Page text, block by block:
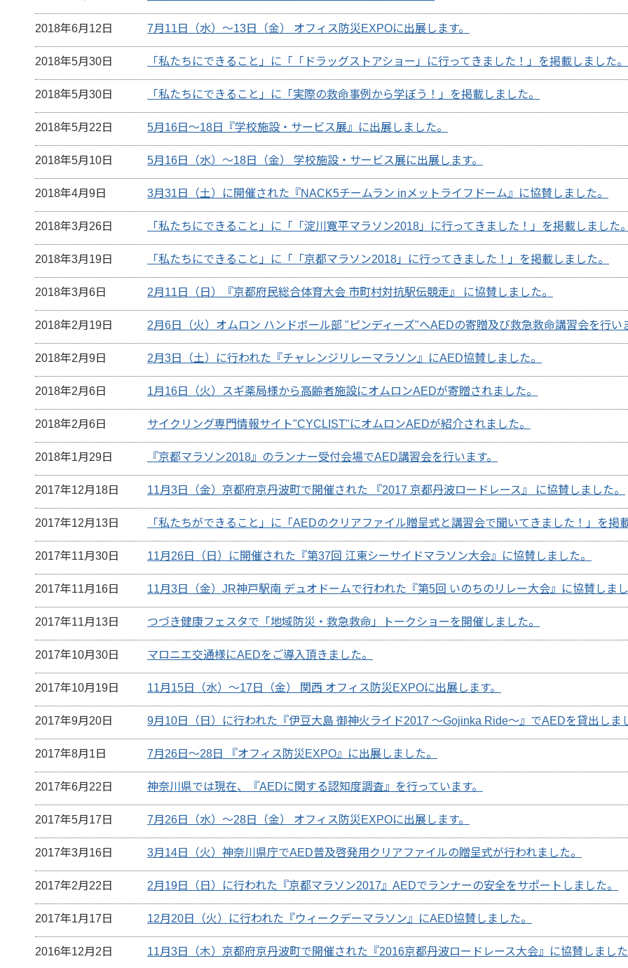
2018年6月12日 7月11日（水）～13日（金） オフィス防災EXPOに出展します。
2018年5月30日 「私たちにできること」に「「ドラッグストアショー」に行ってきました！」を掲載しました。
2018年5月30日 「私たちにできること」に「実際の救命事例から学ぼう！」を掲載しました。
2018年5月22日 5月16日～18日『学校施設・サービス展』に出展しました。
2018年5月10日 5月16日（水）～18日（金） 学校施設・サービス展に出展します。
2018年4月9日 3月31日（土）に開催された『NACK5チームラン inメットライフドーム』に協賛しました。
2018年3月26日 「私たちにできること」に「「淀川寛平マラソン2018」に行ってきました！」を掲載しました。
2018年3月19日 「私たちにできること」に「「京都マラソン2018」に行ってきました！」を掲載しました。
2018年3月6日 2月11日（日）『京都府民総合体育大会 市町村対抗駅伝競走』 に協賛しました。
2018年2月19日 2月6日（火）オムロン ハンドボール部 "ピンディーズ"へAEDの寄贈及び救急救命講習会を行い
2018年2月9日 2月3日（土）に行われた『チャレンジリレーマラソン』にAED協賛しました。
2018年2月6日 1月16日（火）スギ薬局様から高齢者施設にオムロンAEDが寄贈されました。
2018年2月6日 サイクリング専門情報サイト"CYCLIST"にオムロンAEDが紹介されました。
2018年1月29日 『京都マラソン2018』のランナー受付会場でAED講習会を行います。
2017年12月18日 11月3日（金）京都府京丹波町で開催された 『2017 京都丹波ロードレース』 に協賛しました。
2017年12月13日 「私たちができること」に「AEDのクリアファイル贈呈式と講習会で聞いてきました！」を掲
2017年11月30日 11月26日（日）に開催された『第37回 江東シーサイドマラソン大会』に協賛しました。
2017年11月16日 11月3日（金）JR神戸駅南 デュオドームで行われた『第5回 いのちのリレー大会』に協賛しまし
2017年11月13日 つづき健康フェスタで「地域防災・救急救命」トークショーを開催しました。
2017年10月30日 マロニエ交通様にAEDをご導入頂きました。
2017年10月19日 11月15日（水）～17日（金） 関西 オフィス防災EXPOに出展します。
2017年9月20日 9月10日（日）に行われた『伊豆大島 御神火ライド2017 ～Gojinka Ride～』でAEDを貸出しま
2017年8月1日 7月26日～28日 『オフィス防災EXPO』に出展しました。
2017年6月22日 神奈川県では現在、『AEDに関する認知度調査』を行っています。
2017年5月17日 7月26日（水）～28日（金） オフィス防災EXPOに出展します。
2017年3月16日 3月14日（火）神奈川県庁でAED普及啓発用クリアファイルの贈呈式が行われました。
2017年2月22日 2月19日（日）に行われた『京都マラソン2017』AEDでランナーの安全をサポートしました。
2017年1月17日 12月20日（火）に行われた『ウィークデーマラソン』にAED協賛しました。
2016年12月2日 11月3日（木）京都府京丹波町で開催された『2016京都丹波ロードレース大会』に協賛しました